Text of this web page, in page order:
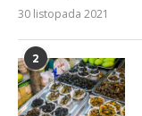
30 listopada 2021
2